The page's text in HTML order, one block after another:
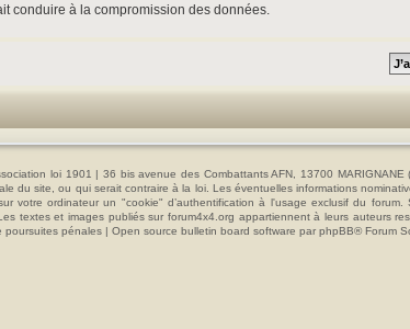
conduire à la compromission des données.
loi 1901 | 36 bis avenue des Combattants AFN, 13700
du site, ou qui serait contraire à la loi. Les éventuelles informations
votre ordinateur un "cookie" d’authentification à l'usage exclusif du
textes et images publiés sur forum4x4.org appartiennent à leurs auteurs
pénales | Open source bulletin board software par phpBB® Forum